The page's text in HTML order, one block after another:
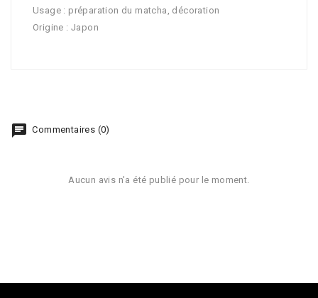
Usage : préparation du matcha, décoration
Origine : Japon
Commentaires (0)
Aucun avis n'a été publié pour le moment.